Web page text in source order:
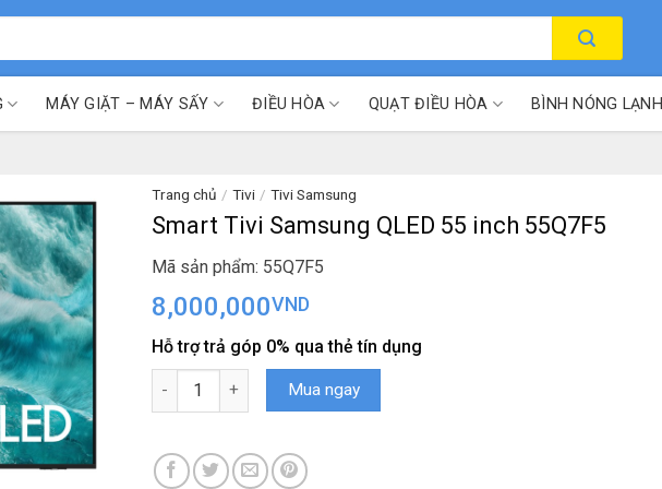
MÁY GIẶT – MÁY SẤY ĐIỀU HÒA QUẠT ĐIỀU HÒA BÌNH NÓNG LẠNH
Trang chủ / Tivi / Tivi Samsung
Smart Tivi Samsung QLED 55 inch 55Q7F5
Mã sản phẩm: 55Q7F5
8,000,000VND
Hỗ trợ trả góp 0% qua thẻ tín dụng
Smart Tivi Samsung QLED 55 inch 55Q7F5 số lượng
Mua ngay